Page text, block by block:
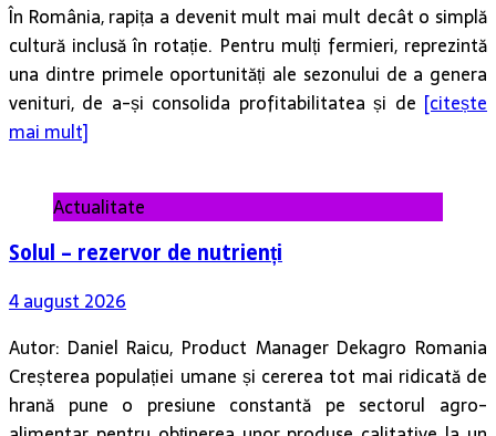
În România, rapița a devenit mult mai mult decât o simplă
cultură inclusă în rotație. Pentru mulți fermieri, reprezintă
una dintre primele oportunități ale sezonului de a genera
venituri, de a-și consolida profitabilitatea și de [citește
mai mult]
Actualitate
Solul – rezervor de nutrienți
4 august 2026
Autor: Daniel Raicu, Product Manager Dekagro Romania
Creșterea populației umane și cererea tot mai ridicată de
hrană pune o presiune constantă pe sectorul agro-